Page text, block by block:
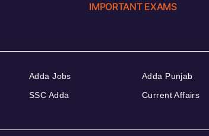
IMPORTANT EXAMS
Adda Jobs
SSC Adda
Adda Punjab
Current Affairs